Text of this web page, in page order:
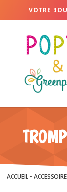
VOTRE
ACCUEIL •